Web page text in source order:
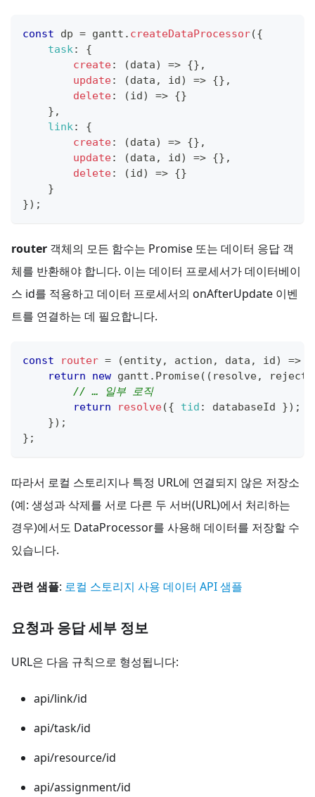
const dp = gantt . createDataProcessor({
task:
{
create: (data) => {} ,
update: (data , id) => {} ,
delete: (id) => {}
} ,
link:
{
create: (data) => {} ,
update: (data , id) => {} ,
delete: (id) => {}
}
}) ;
router 객체의 모든 함수는 Promise 또는 데이터 응답 객
체를 반환해야 합니다. 이는 데이터 프로세서가 데이터베이
스 id를 적용하고 데이터 프로세서의 onAfterUpdate 이벤
트를 연결하는 데 필요합니다.
const router = (entity, action , data , id) =>
return
new gantt . Promise( ( resolve, reject
// … 일부 로직
return
resolve({ tid : databaseId }) ;
}) ;
} ;
따라서 로컬 스토리지나 특정 URL에 연결되지 않은 저장소
(예: 생성과 삭제를 서로 다른 두 서버(URL)에서 처리하는
경우)에서도 DataProcessor를 사용해 데이터를 저장할 수
있습니다.
관련 샘플: 로컬 스토리지 사용 데이터 API 샘플
요청과 응답 세부 정보
URL은 다음 규칙으로 형성됩니다:
api/link/id
api/task/id
api/resource/id
api/assignment/id